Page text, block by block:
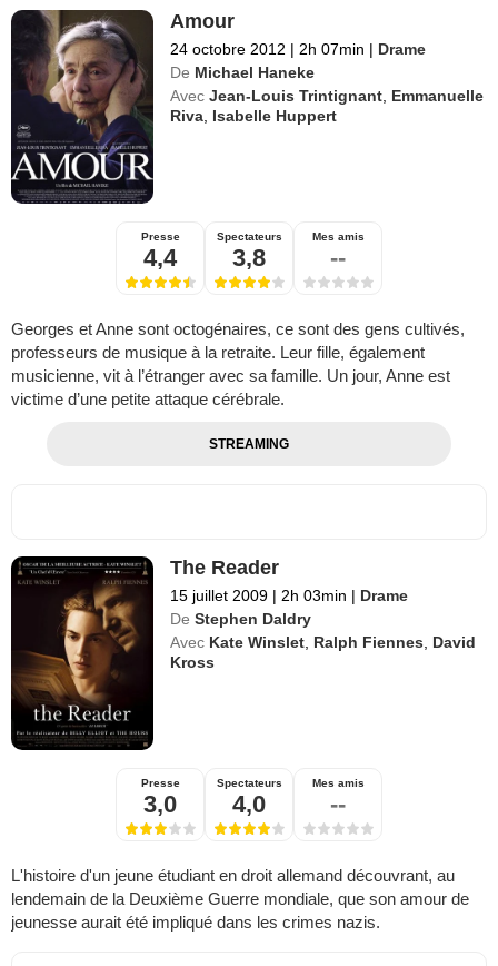
Amour
24 octobre 2012 | 2h 07min | Drame
De Michael Haneke
Avec Jean-Louis Trintignant Emmanuelle
Riva Isabelle Huppert
Presse
4,4
Spectateurs
3,8
Mes amis
--
Georges et Anne sont octogénaires, ce sont des gens cultivés,
professeurs de musique à la retraite. Leur fille, également
musicienne, vit à l’étranger avec sa famille. Un jour, Anne est
victime d’une petite attaque cérébrale.
STREAMING
The Reader
15 juillet 2009 | 2h 03min | Drame
De Stephen Daldry
Avec Kate Winslet Ralph Fiennes
David
Kross
Presse
3,0
Spectateurs
4,0
Mes amis
--
L'histoire d'un jeune étudiant en droit allemand découvrant, au
lendemain de la Deuxième Guerre mondiale, que son amour de
jeunesse aurait été impliqué dans les crimes nazis.